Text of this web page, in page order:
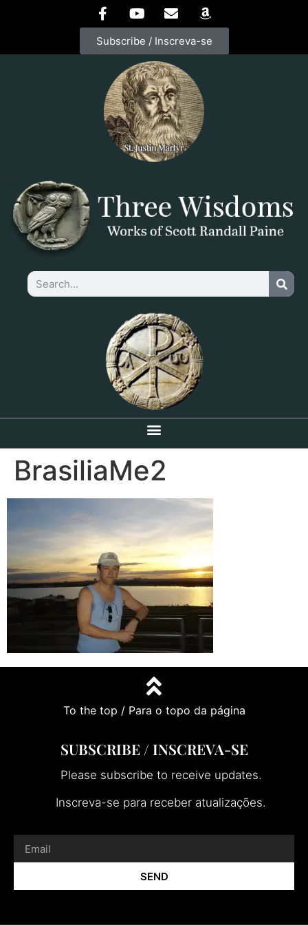
Subscribe / Inscreva-se
BrasiliaMe2
To the top / Para o topo da página
SUBSCRIBE / INSCREVA-SE
Please subscribe to receive updates.
Inscreva-se para receber atualizações.
SEND